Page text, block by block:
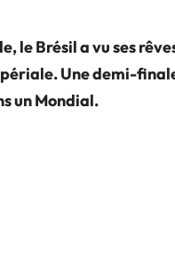
le Brésil a vu ses
Une demi-
un Mondial.